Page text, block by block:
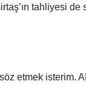
tahliyesi de
etmek isterim.